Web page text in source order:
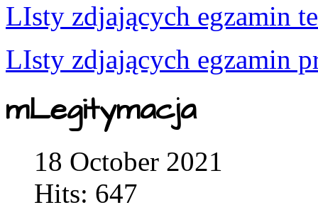
LIsty zdjających egzamin
LIsty zdjających egzamin
mLegitymacja
18 October 2021
Hits: 647